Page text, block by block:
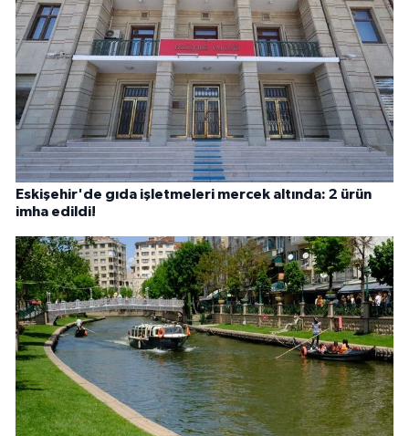
Eskişehir'de gıda işletmeleri mercek altında: 2 ürün
imha edildi!